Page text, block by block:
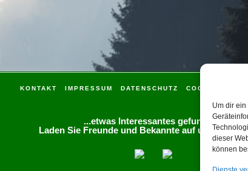
Um dir
dieser
können
KONTAKT IMPRESSUM DATENSCHUTZ COOKIE-
...etwas Interessantes gefunden?
Laden Sie Freunde und Bekannte auf unsere